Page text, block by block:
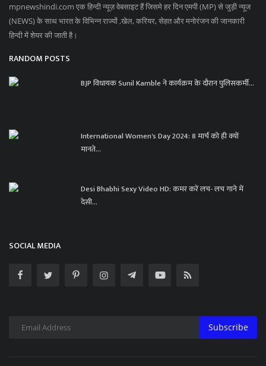
mpnewshindi.com एक हिन्दी न्यूज़ वेबसाइट हैं जिसमे हर दिन एमपी (MP) से जुड़ी न्यूज
(NEWS) के साथ भारत के विभिन्न राज्यों ,खेल, करियर, सेहत और मनोरंजन की जानकारी
हिन्दी में शेयर की जाती है।
RANDOM POSTS
BJP विधायक Sunil Kamble ने कार्यक्रम के दौरान पुलिसकर्मी...
International Women's Day 2024: 8 मार्च को ही क्यों
मानते...
Desi Bhabhi Sexy Video HD: कमर करें लच- लच गाने में
देसी...
SOCIAL MEDIA
Subscribe